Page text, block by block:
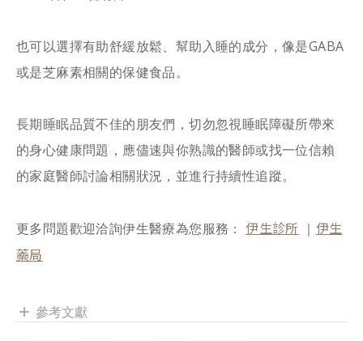
也可以選擇有助舒緩放鬆、幫助入睡的成分，像是GABA
或是芝麻素相關的保健食品。
長期睡眠品質不佳的朋友們，切勿忽視睡眠障礙所帶來
的身心健康問題，應儘速與你熟識的醫師或找一位信賴
的家庭醫師討論相關狀況，並進行持續性追蹤。
更多問題歡迎洽詢伊生醫療為您服務：伊生診所 ｜ 伊生
藥局
add 參考文獻